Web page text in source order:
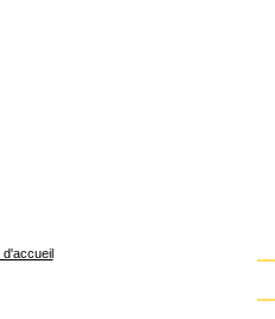
d'accueil